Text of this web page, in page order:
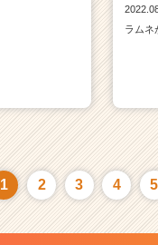
ラムネ
1 2 3 4 5